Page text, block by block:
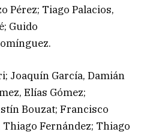
Pérez; Tiago Palacios,
Guido
Joaquín García, Damián
Elías Gómez;
Bouzat; Francisco
Fernández; Thiago